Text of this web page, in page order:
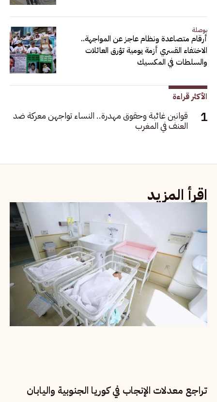
بوصلة
أرقام متصاعدة ونظام عاجز عن المواجهة..
الاختفاء القسري أزمة يومية تؤرق العائلات
والسلطات في المكسيك
الأكثر قراءة
قوانين غائبة وحقوق مهدرة.. النساء تواجهن معركة ضد
العنف في المغرب
اقرأ المزيد
تراجع معدلات الإنجاب في كوريا الجنوبية واليابان